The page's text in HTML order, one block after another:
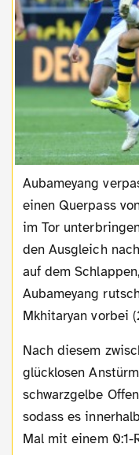
Aubameyang verpasste das umgehende 1:1, als er
einen Querpass
im Tor
den Ausgleich
auf dem
Aubameyang
Mkhitaryan vorbei
Nach diesem zwischenzeitlich wütenden, aber
glücklosen
schwarzgelbe
sodass es
Mal mit einem